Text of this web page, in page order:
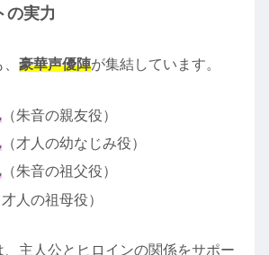
の実力
豪華声優陣が集結しています。
（朱音の親友役）
（才人の幼なじみ役）
（朱音の祖父役）
才人の祖母役）
、主人公とヒロインの関係をサポー